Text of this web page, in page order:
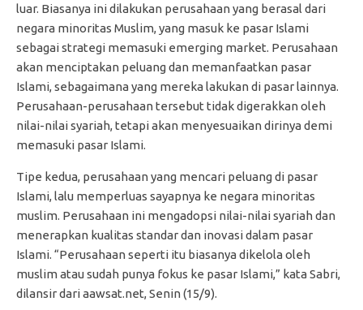
luar. Biasanya ini dilakukan perusahaan yang berasal dari
negara minoritas Muslim, yang masuk ke pasar Islami
sebagai strategi memasuki emerging market. Perusahaan
akan menciptakan peluang dan memanfaatkan pasar
Islami, sebagaimana yang mereka lakukan di pasar lainnya.
Perusahaan-perusahaan tersebut tidak digerakkan oleh
nilai-nilai syariah, tetapi akan menyesuaikan dirinya demi
memasuki pasar Islami.
Tipe kedua, perusahaan yang mencari peluang di pasar
Islami, lalu memperluas sayapnya ke negara minoritas
muslim. Perusahaan ini mengadopsi nilai-nilai syariah dan
menerapkan kualitas standar dan inovasi dalam pasar
Islami. “Perusahaan seperti itu biasanya dikelola oleh
muslim atau sudah punya fokus ke pasar Islami,” kata Sabri,
dilansir dari aawsat.net, Senin (15/9).